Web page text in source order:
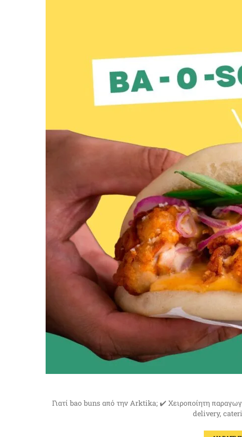
Γιατί bao buns από την Arktika; ✔️ Χειροποίητη
delivery,